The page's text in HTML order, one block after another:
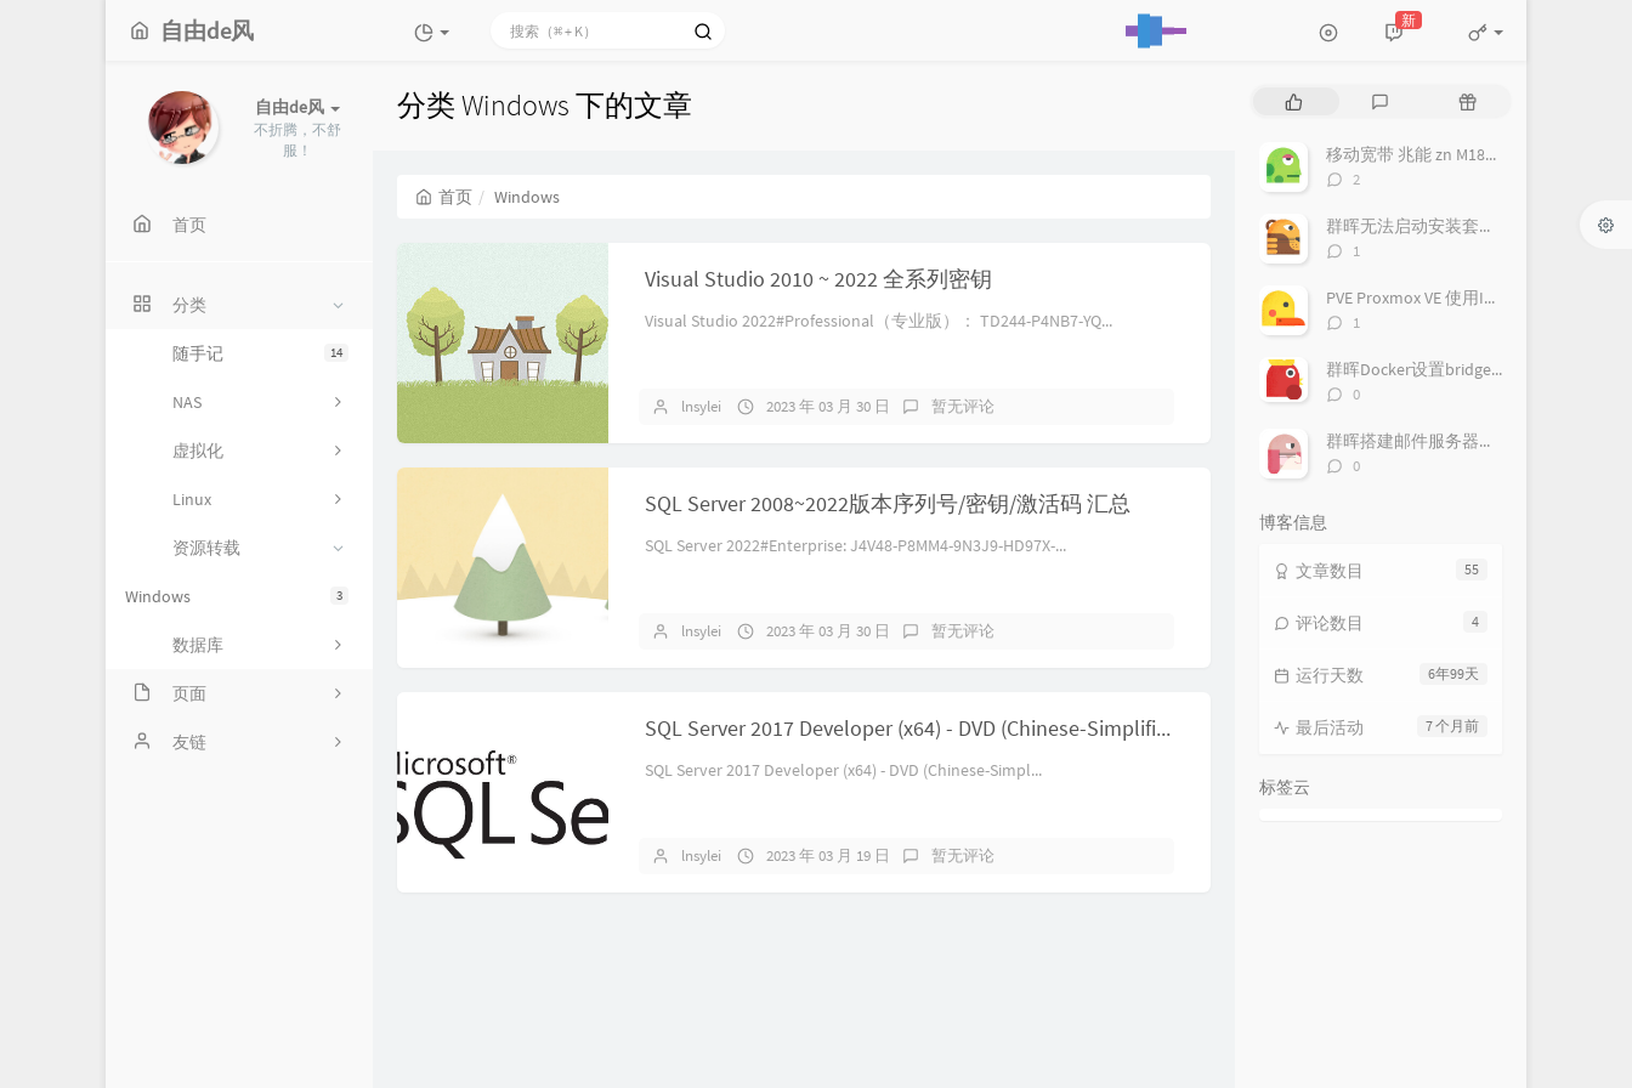
自由de风 新
自由de风
不折腾，不舒
服！
首页
分类
14
随手记
NAS
虚拟化
Linux
资源转载
3
Windows
数据库
页面
关于友链
分类 Windows 下的文章
首页 Windows
Visual Studio 2010 ~ 2022 全系列密钥
Visual Studio 2022#Professional（专业版）： TD244-P4NB7-YQ...
lnsylei 2023 年 03 月 30 日 暂无评论
SQL Server 2008~2022版本序列号/密钥/激活码 汇总
SQL Server 2022#Enterprise: J4V48-P8MM4-9N3J9-HD97X-...
lnsylei 2023 年 03 月 30 日 暂无评论
SQL Server 2017 Developer (x64) - DVD (Chinese-Simplified)
SQL Server 2017 Developer (x64) - DVD (Chinese-Simpl...
lnsylei 2023 年 03 月 19 日 暂无评论
评
随
文移动宽带 兆能 zn M180G 光猫 超级密码破解 改桥接教程
评
数：
2
群晖无法启动安装套件，提示此套件需要您启动pgsql-adapter.service
评
数：
1
PVE Proxmox VE 使用IPv6
评
数：
1
群晖Docker设置bridge-host模式
评
数：
0
群晖搭建邮件服务器（Mailplus Server套件）
评
0
博客信息
55
文章数目
4
评论数目
6年99天
运行天数
7 个月前
最后活动
标签云